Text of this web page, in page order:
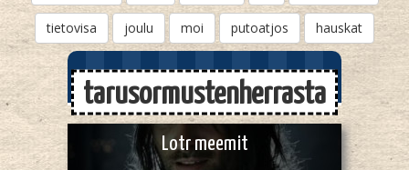
tietovisa joulu moi putoatjos hauskat
tarusormustenherrasta
Lotr meemit